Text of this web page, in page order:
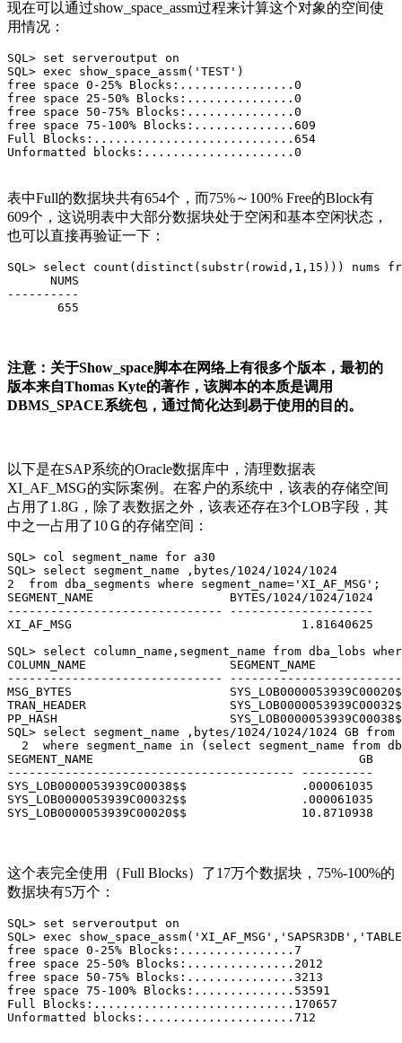
现在可以通过show_space_assm过程来计算这个对象的空间使
用情况：
SQL> set serveroutput on
SQL> exec show_space_assm('TEST')
free space 0-25% Blocks:................0
free space 25-50% Blocks:...............0
free space 50-75% Blocks:...............0
free space 75-100% Blocks:..............609
Full Blocks:............................654
Unformatted blocks:.....................0
表中Full的数据块共有654个，而75%～100% Free的Block有
609个，这说明表中大部分数据块处于空闲和基本空闲状态，
也可以直接再验证一下：
SQL> select count(distinct(substr(rowid,1,15))) nums
NUMS
----------
655
注意：关于Show_space脚本在网络上有很多个版本，最初的
版本来自Thomas Kyte的著作，该脚本的本质是调用
DBMS_SPACE系统包，通过简化达到易于使用的目的。
以下是在SAP系统的Oracle数据库中，清理数据表
XI_AF_MSG的实际案例。在客户的系统中，该表的存储空间
占用了1.8G，除了表数据之外，该表还存在3个LOB字段，其
中之一占用了10Ｇ的存储空间：
SQL> col segment_name for a30
SQL> select segment_name ,bytes/1024/1024/1024
2  from dba_segments where segment_name='XI_AF_MSG';
SEGMENT_NAME                   BYTES/1024/1024/1024
------------------------------ --------------------
XI_AF_MSG                                1.81640625
SQL> select column_name,segment_name from dba_lobs
COLUMN_NAME                    SEGMENT_NAME
------------------------------
MSG_BYTES
TRAN_HEADER
PP_HASH
SQL> select segment_name ,bytes/1024/1024/1024 GB from
2  where segment_name in (select segment_name from
SEGMENT_NAME                                     GB
---------------------------------------- ----------
SYS_LOB0000053939C00038$$                .000061035
SYS_LOB0000053939C00032$$                .000061035
SYS_LOB0000053939C00020$$                10.8710938
这个表完全使用（Full Blocks）了17万个数据块，75%-100%的
数据块有5万个：
SQL> set serveroutput on
SQL> exec
free space 0-25% Blocks:................7
free space 25-50% Blocks:...............2012
free space 50-75% Blocks:...............3213
free space 75-100% Blocks:..............53591
Full Blocks:............................170657
Unformatted blocks:.....................712